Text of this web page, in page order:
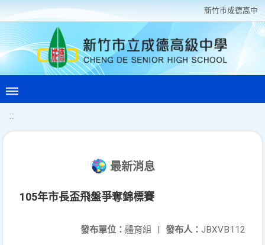
新竹巿成德高中
:::
最新消息
105年市長盃飛盤爭奪錦標賽
發布人： JBXVB112
發布單位： 體育組 |